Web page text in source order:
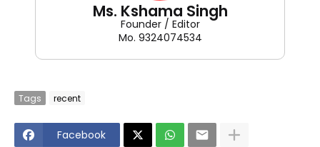
Ms. Kshama Singh
Founder / Editor
Mo. 9324074534
Tags recent
Facebook